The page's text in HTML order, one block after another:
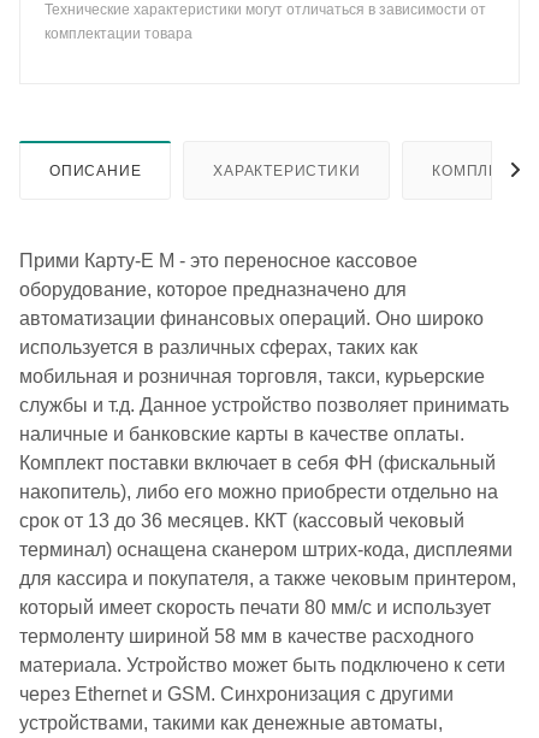
Технические характеристики могут отличаться в зависимости от
комплектации товара
ОПИСАНИЕ ХАРАКТЕРИСТИКИ
Прими Карту-E М - это переносное кассовое
оборудование, которое предназначено для
автоматизации финансовых операций. Оно широко
используется в различных сферах, таких как
мобильная и розничная торговля, такси, курьерские
службы и т.д. Данное устройство позволяет принимать
наличные и банковские карты в качестве оплаты.
Комплект поставки включает в себя ФН (фискальный
накопитель), либо его можно приобрести отдельно на
срок от 13 до 36 месяцев. ККТ (кассовый чековый
терминал) оснащена сканером штрих-кода, дисплеями
для кассира и покупателя, а также чековым принтером,
который имеет скорость печати 80 мм/с и использует
термоленту шириной 58 мм в качестве расходного
материала. Устройство может быть подключено к сети
через Ethernet и GSM. Синхронизация с другими
устройствами, такими как денежные автоматы,